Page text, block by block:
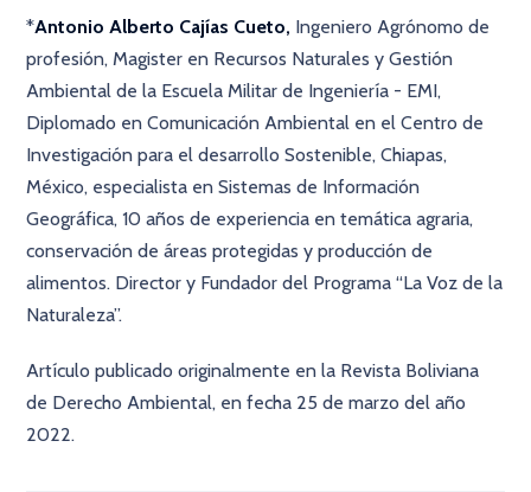
*Antonio Alberto Cajías Cueto, Ingeniero Agrónomo de
profesión, Magister en Recursos Naturales y Gestión
Ambiental de la Escuela Militar de Ingeniería - EMI,
Diplomado en Comunicación Ambiental en el Centro de
Investigación para el desarrollo Sostenible, Chiapas,
México, especialista en Sistemas de Información
Geográfica, 10 años de experiencia en temática agraria,
conservación de áreas protegidas y producción de
alimentos. Director y Fundador del Programa “La Voz de la
Naturaleza”.
Artículo publicado originalmente en la Revista Boliviana
de Derecho Ambiental, en fecha 25 de marzo del año
2022.